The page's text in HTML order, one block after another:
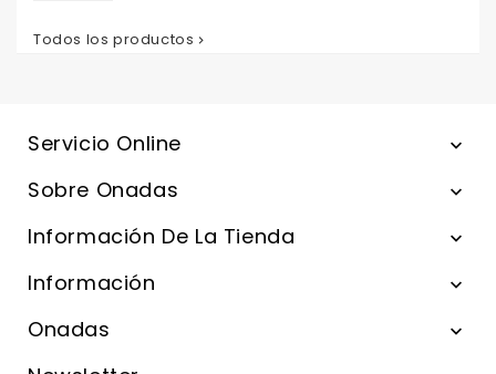
Todos los productos 
Servicio Online 
Sobre Onadas 
Información De La Tienda 
Información 
Onadas 